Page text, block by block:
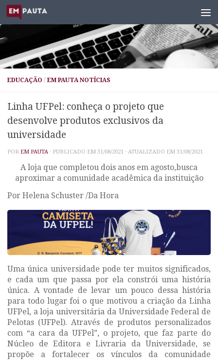
Skip to content
EDUCAÇÃO / EM PAUTA NOTÍCIAS
Linha UFPel: conheça o projeto que
desenvolve produtos exclusivos da
universidade
POR EM PAUTA · PUBLICADO EM 31/08/2021 · ATUALIZADO EM 31/08/2021
A loja que completou dois anos em agosto,busca
aproximar a comunidade acadêmica da instituição
Por Helena Schuster /Da Hora
Uma única universidade pode ter muitos significados,
e cada um que passa por ela constrói uma história
única. A vontade de levar um pouco dessa história
para todo lugar foi o que motivou a criação da Linha
UFPel, a loja universitária da Universidade Federal de
Pelotas (UFPel). Através de produtos personalizados
com “a cara da UFPel”, o projeto, que faz parte do
Núcleo de Editora e Livraria da Universidade, se
propõe a fortalecer os vínculos da comunidade